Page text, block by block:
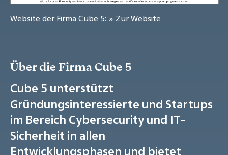
Website der Firma Cube 5: » Zur Website
Über die Firma Cube 5
Cube 5 unterstützt
Gründungsinteressierte und Startups
im Bereich Cybersecurity und IT-
Sicherheit in allen
Entwicklungsphasen und bietet